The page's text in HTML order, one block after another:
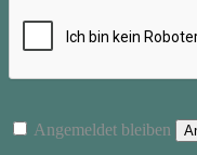
Angemeldet bleiben